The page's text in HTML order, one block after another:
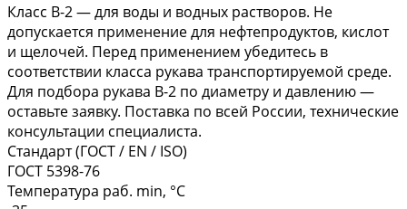
Класс В-2 — для воды и водных растворов. Не
допускается применение для нефтепродуктов, кислот
и щелочей. Перед применением убедитесь в
соответствии класса рукава транспортируемой среде.
Для подбора рукава В-2 по диаметру и давлению —
оставьте заявку. Поставка по всей России, технические
консультации специалиста.
Стандарт (ГОСТ / EN / ISO)
ГОСТ 5398-76
Температура раб. min, °C